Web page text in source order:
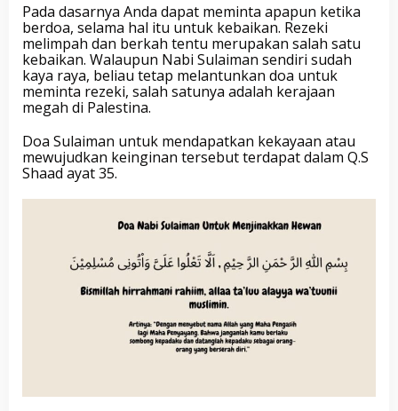
Pada dasarnya Anda dapat meminta apapun ketika
berdoa, selama hal itu untuk kebaikan. Rezeki
melimpah dan berkah tentu merupakan salah satu
kebaikan. Walaupun Nabi Sulaiman sendiri sudah
kaya raya, beliau tetap melantunkan doa untuk
meminta rezeki, salah satunya adalah kerajaan
megah di Palestina.
Doa Sulaiman untuk mendapatkan kekayaan atau
mewujudkan keinginan tersebut terdapat dalam Q.S
Shaad ayat 35.